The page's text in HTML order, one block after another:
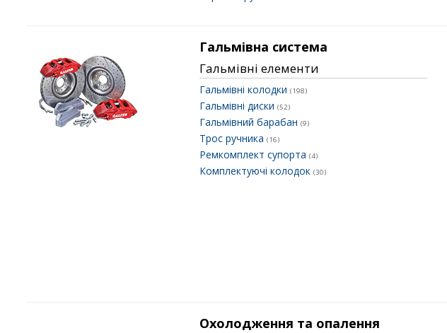
Гальмівна система
Гальмівні елементи
Гальмівні колодки (198)
Гальмівні диски (52)
Гальмівний барабан (9)
Трос ручника (16)
Ремкомплект супорта (4)
Комплектуючі колодок (30)
Охолодження та опалення